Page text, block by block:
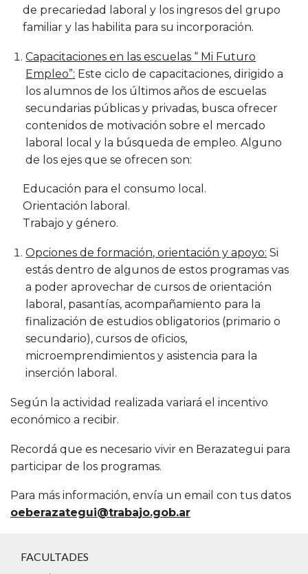
de precariedad laboral y los ingresos del grupo
familiar y las habilita para su incorporación.
Capacitaciones en las escuelas “ Mi Futuro
Empleo”: Este ciclo de capacitaciones, dirigido a
los alumnos de los últimos años de escuelas
secundarias públicas y privadas, busca ofrecer
contenidos de motivación sobre el mercado
laboral local y la búsqueda de empleo. Alguno
de los ejes que se ofrecen son:
Educación para el consumo local.
Orientación laboral.
Trabajo y género.
Opciones de formación, orientación y apoyo: Si
estás dentro de algunos de estos programas vas
a poder aprovechar de cursos de orientación
laboral, pasantías, acompañamiento para la
finalización de estudios obligatorios (primario o
secundario), cursos de oficios,
microemprendimientos y asistencia para la
inserción laboral.
Según la actividad realizada variará el incentivo
económico a recibir.
Recordá que es necesario vivir en Berazategui para
participar de los programas.
Para más información, envía un email con tus datos
oeberazategui@trabajo.gob.ar
FACULTADES